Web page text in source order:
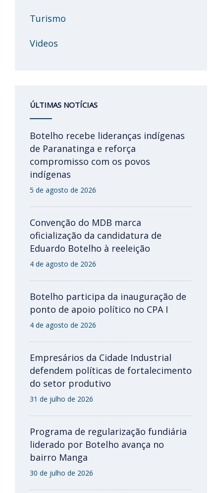
Turismo
Videos
ÚLTIMAS NOTÍCIAS
Botelho recebe lideranças indígenas
de Paranatinga e reforça
compromisso com os povos
indígenas
5 de agosto de 2026
Convenção do MDB marca
oficialização da candidatura de
Eduardo Botelho à reeleição
4 de agosto de 2026
Botelho participa da inauguração de
ponto de apoio político no CPA I
4 de agosto de 2026
Empresários da Cidade Industrial
defendem políticas de fortalecimento
do setor produtivo
31 de julho de 2026
Programa de regularização fundiária
liderado por Botelho avança no
bairro Manga
30 de julho de 2026